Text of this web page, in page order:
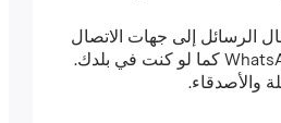
إلى جهات الاتصال
الخاصة بك على WhatsApp كما لو كنت في بلدك.